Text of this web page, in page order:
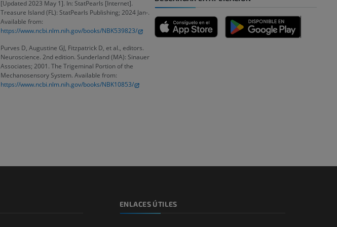
[Updated 2023 May 1]. In: StatPearls [Internet].
Treasure Island (FL): StatPearls Publishing; 2024 Jan-.
Available from:
https://www.ncbi.nlm.nih.gov/books/NBK539823/
Purves D, Augustine GJ, Fitzpatrick D, et al., editors.
Neuroscience. 2nd edition. Sunderland (MA): Sinauer
Associates; 2001. The Trigeminal Portion of the
Mechanosensory System. Available from:
https://www.ncbi.nlm.nih.gov/books/NBK10853/
PREMIUM
inferior
TAC
PREMIUM
ENLACES ÚTILES